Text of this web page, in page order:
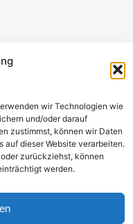
wir Technologien wie
und/oder darauf
zustimmst, können wir Daten
auf dieser Website verarbeiten.
zurückziehst, können
werden.
Gladbach
Jochmann